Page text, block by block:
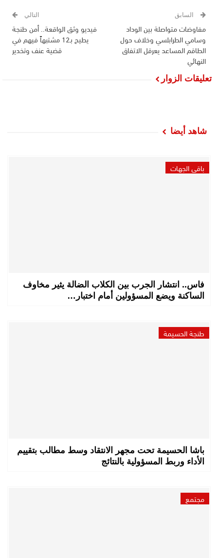
السابق
مفاوضات متواصلة بين الوداد
وسامي الطرابلسي وخلاف حول
الطاقم المساعد يعرقل الاتفاق
النهائي
التالي
فيديو وثق الواقعة.. أمن طنجة
يطيح بـ12 مشتبهاً فيهم في
قضية عنف وتخدير
تعليقات الزوار
شاهد أيضا
باقي الجهات
فاس.. انتشار الجرب بين الكلاب الضالة يثير مخاوف
الساكنة ويضع المسؤولين أمام اختبار…
طنجة الحسيمة
باشا الحسيمة تحت مجهر الانتقاد وسط مطالب بتقييم
الأداء وربط المسؤولية بالنتائج
مجتمع